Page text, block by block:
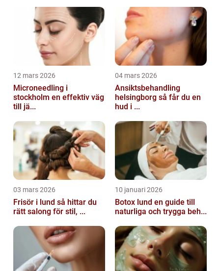
12 mars 2026
Microneedling i
stockholm en effektiv väg
till jä...
04 mars 2026
Ansiktsbehandling
helsingborg så får du en
hud i ...
03 mars 2026
Frisör i lund så hittar du
rätt salong för stil, ...
10 januari 2026
Botox lund en guide till
naturliga och trygga beh...